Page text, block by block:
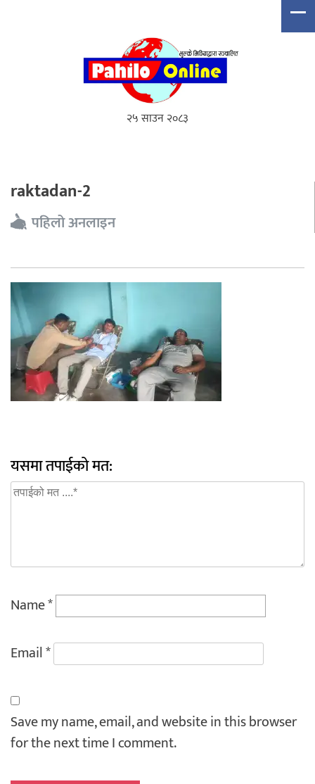
२५ साउन २०८३
raktadan-2
पहिलो अनलाइन
यसमा तपाईको मत:
Name*
Email*
Save my name, email, and website in this browser
for the next time I comment.